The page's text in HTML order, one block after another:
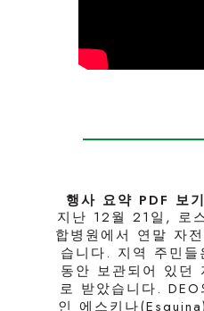
행사 요약 PDF 보
지난 12월 21일, 로
합병원에서 연말 자
습니다. 지역 주민
동안 보관되어 있던
로 받았습니다.
인 에스키나